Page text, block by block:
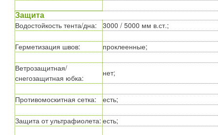
Защита
Водостойкость тента/дна: 3000 / 5000 мм в.ст.;
Герметизация швов: проклеенные;
Ветрозащитная/
снегозащитная юбка:
нет;
Противомоскитная сетка: есть;
Защита от ультрафиолета: есть;